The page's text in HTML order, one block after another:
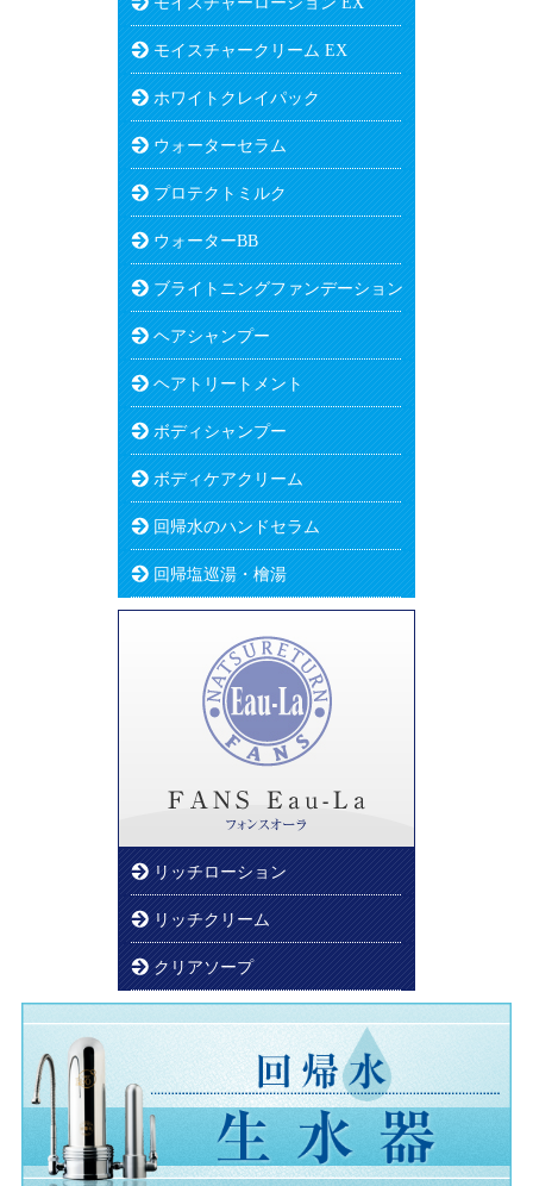
モイスチャークリーム EX
ホワイトクレイパック
ウォーターセラム
プロテクトミルク
ウォーターBB
ブライトニングファンデーション
ヘアシャンプー
ヘアトリートメント
ボディシャンプー
ボディケアクリーム
回帰水のハンドセラム
回帰塩巡湯・檜湯
リッチローション
リッチクリーム
クリアソープ